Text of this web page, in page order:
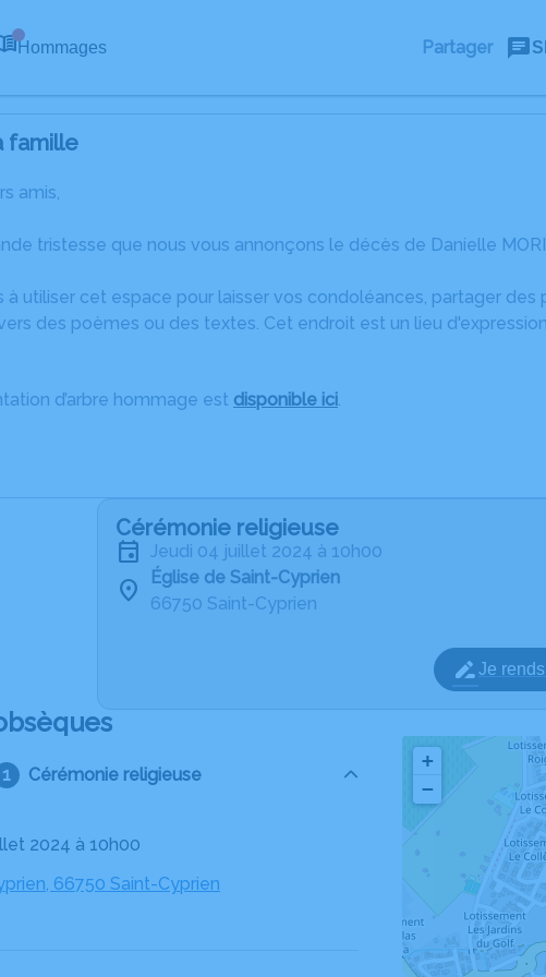
Hommages Partager
famille
amis,
tristesse que nous vous annonçons le décès de Danielle
à utiliser cet espace pour laisser vos condoléances, partager
des poèmes ou des textes. Cet endroit est un lieu
d’arbre hommage est disponible ici.
Cérémonie religieuse
jeudi 04 juillet 2024 à 10h00
Église de Saint-Cyprien
66750 Saint-Cyprien
Je
Cérémonie religieuse
2024 à 10h00
66750 Saint-Cyprien
+
−